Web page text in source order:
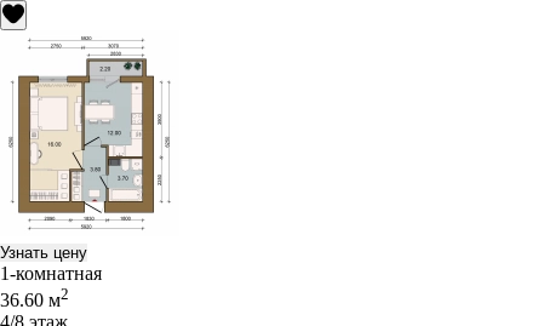
Узнать цену
1-комнатная
36.60 м2